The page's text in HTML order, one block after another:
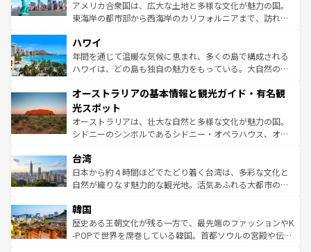
ことができる。国民の所得が高いため物価も高いが、旅行
者向けの交通パス提供のサービスもあり、うまく活用すれ
着のスイス情報は
アメリカ合衆国は、広大な土地と多様な文化が魅力の国。
東海岸の都市部から西海岸のカリフォルニアまで、訪れる
のような巨大都市は、観光、ショッピング、エンターテイ
ンメントが詰まった刺激的なスポットだ。一方、アメリカ
西部には大自然が広がり、グランドキャニオンやイエロー
部のニューオーリンズでは、音楽と美食が融合した独特の
文化が魅力。旅行者はアメリカの各地域で異なる魅力を楽
しみながら、その多様性と豊かな歴史を感じることができ
るだろう。車でのロードトリップや列車の旅も、アメリカ
情報は
ハワイ
年間を通じて温暖な気候に恵まれ、多くの島で構成される
ハワイは、どの島も独自の魅力をもっている。大自然の神
ワイ島は見逃せない。また、定番の観光地といえばオアフ
島だが、静かな自然を求めるならマウイ島やカウアイ島が
おすすめ。エメラルドグリーンに輝く海をはじめ、豊かな
文化や歴史が息づいている。「アロハスピリット」と呼ば
人々、おいしいローカルフードやハワイアンミュージッ
ク、伝統的なフラダンスなど、すべてがハワイの魅力を彩
っている。訪れるたびに新しい発見と感動が待っているハ
はコンテンツ一覧
オーストラリアの基本情報と観光ガイド・有名観
光スポット
オーストラリアは、壮大な自然と多様な文化が魅力の国。
シドニーのシンボルであるシドニー・オペラハウス、オー
リアリーフや大陸中央部にそびえるウルル（エアーズロッ
ク）、タスマニアの美しい原生林やケアンズの熱帯雨林な
ど、見どころがたくさん。また、カフェやワイン、オージ
いる。アクティビティも充実しており、サーフィンやダイ
ビング、ハイキングなど、アウトドア好きにはたまらな
い。オーストラリアの多彩な魅力を存分に味わいつくそ
台湾
日本から約４時間ほどでたどり着く台湾は、多彩な文化と
自然が織りなす魅力的な観光地。活気あふれる大都市の台
ン）、静ひつな山岳地帯である台湾東部など、都市の喧騒
と山間の静けさが共存しており、訪れる人に新しい発見と
驚きをもたらしてくれる。また、奥深い台湾の食文化も魅
韓国
歴史ある王朝文化が残る一方で、最先端のファッションやK
-POPで世界を席巻している韓国。首都ソウルの宮殿や伝統